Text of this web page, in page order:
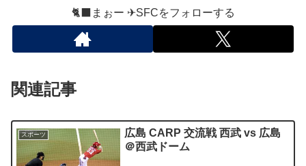
🐈‍⬛まぉー ✈︎SFCをフォローする
関連記事
スポーツ
広島 CARP 交流戦 西武 vs 広島
＠西武ドーム